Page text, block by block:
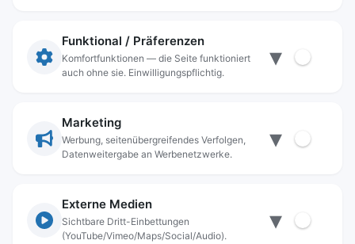
Datenschutz
Anschrift
83395 Freilassing
Kontakt
rathaus@freilassing.de
Funktional / Präferenzen
Komfortfunktionen — die Seite funktioniert
auch ohne sie. Einwilligungspflichtig.
▾
Marketing
Werbung, seitenübergreifendes Verfolgen,
Datenweitergabe an Werbenetzwerke.
▾
Externe Medien
Sichtbare Dritt-Einbettungen
(YouTube/Vimeo/Maps/Social/Audio).
▾